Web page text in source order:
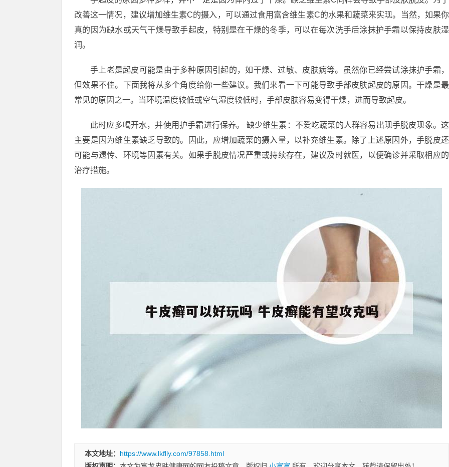
改善这一情况，建议增加维生素C的摄入，可以通过食用富含维生素C的水果和蔬菜来实现。当然，如果你
真的因为缺水或天气干燥导致手起皮，特别是在干燥的冬季，可以在每次洗手后涂抹护手霜以保持皮肤湿
润。
手上老是起皮可能是由于多种原因引起的，如干燥、过敏、皮肤病等。虽然你已经尝试涂抹护手霜，
但效果不佳。下面我将从多个角度给你一些建议。我们来看一下可能导致手部皮肤起皮的原因。干燥是最
常见的原因之一。当环境温度较低或空气湿度较低时，手部皮肤容易变得干燥，进而导致起皮。
此时应多喝开水，并使用护手霜进行保养。 缺少维生素：不爱吃蔬菜的人群容易出现手脱皮现象。这
主要是因为维生素缺乏导致的。因此，应增加蔬菜的摄入量，以补充维生素。除了上述原因外，手脱皮还
可能与遗传、环境等因素有关。如果手脱皮情况严重或持续存在，建议及时就医，以便确诊并采取相应的
治疗措施。
本文地址： https://www.lkflly.com/97858.html